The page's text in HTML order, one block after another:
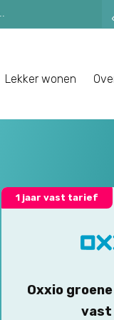
Lekker wonen
1 jaar vast tarief
Oxxio
vast